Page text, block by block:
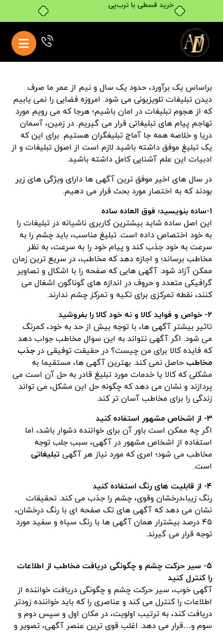
خرید قسطی با ترب‌پی
براساس یک برآورد، حدود یک سال و نیم از عمر ما صرف
دیدن تبلیغات تلویزیونی می شود. امروزه فضایی را نمی یابیم
که از هجوم تبلیغات در امان باشیم؛ هرجا که می رویم مورد
تهاجم پیام های تبلیغاتی قرار می گیریم. در زمین، آسمان
دریا و خلاصه همه جا آماج تبلیغگران هستیم. برای این که
یک تبلیغ موفق داشته باشید لازم است از اصول تبلیغات و از
ادبیات این علم آشنایی کامل داشته باشید.
در سال های اخیر موفق ترین آگهی ها دارای ویژگی های زیر
بودند که به اختصار مورد بحث قرار می دهیم.
۱-ساده بنویسید؛ فوق العاده ساده
این اصل ساده شاید بیشترین کاربری ناشیانه در تبلیغات را
به خود اختصاص داده است. تبلیغ مناسب، باید چشم را به
سرعت به خود جذب کند و پیام خود را به سرعت، به نظر
مخاطب برساند؛ و اجازه دهد که مخاطب، در سریع ترین زمان
ممکن آزاد شود. آگهی هایی که صفحه را با اشکال و تصاویر
گرافیکی متعدد و حروف در اندازه های گوناگون اشغال می
کنند، نقطه تمرکزی برای تکیه و تمرکز چشم ندارند.
۲- خواص و فواید کالا و نه خود کالا را بفروشید
تاثیر بیشتر آگهی ها، با توجه بیش از حد به خود، کمرنگ
می شود. اگر آگهی نتواند به این سوال مخاطب جواب دهد
که فایده کالا برای من چیست؟ در حقیقت توفیقی درجذب
مخاطب حاصل نمی کند. بهترین آگهی ها، مستقیما به
مشکلی که کالا یا خدمات مورد تبلیغ قادر به حل آن است می
پردازند و نشان می دهد که چگونه حل این مشکل، می تواند
زندگی را برای مخاطب آسان تر کند.
۳- از اشخاص مشهور استفاده کنید
اگر چه ممکن است باور آن برای خواننده دشوار باشد، اما
استفاده از اشخاص مشهور در آگهی، سبب جلب توجه
مخاطب می شود؛ امری که مورد نیاز هر آگهی تبلیغاتی
است.
۴- از قابلیت های رنگ استفاده کنید
رنگ زیبا،درخشان وقوی، چشم را جذب می کند. تحقیقات
نشان می دهد که آگهی های تک صفحه ای با رنگ درخشان،
۴۵ درصد بیشترار همان آگهی ها با رنگ سیاه و سفید مورد
توجه قرار می گیرند.
۵- سیر حرکت چشم و چگونگی دریافت مخاطب از اطلاعات
را کنترل کنید
آگهی خوب، سیر حرکت چشم و چگونگی دریافت خواننده از
اطلاعات را کنترل می کند و عناصری را که باید خواننده زودتر
دریافت کند، به ترتیب اولویت، در مکان اول و سپس دوم و
سوم و…قرار می دهد. اغلب قوی ترین عنصر آگهی، تصویر و